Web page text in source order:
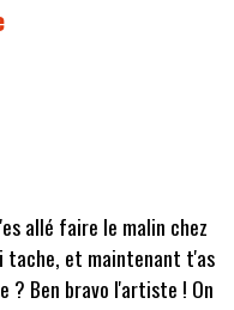
allé faire le malin chez
tache, et maintenant t'as
Ben bravo l'artiste ! On